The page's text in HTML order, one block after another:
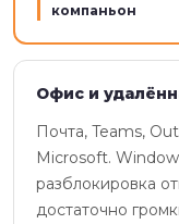
компаньон
Офис и
Почта, Teams,
Microsoft.
разблокировка
достаточно